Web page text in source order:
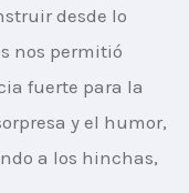
desde lo
nos permitió
fuerte para la
y el humor,
a los hinchas,